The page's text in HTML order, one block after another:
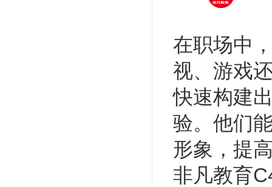
在职场中
视、游戏
快速构建
验。他们
形象，提
非凡教育